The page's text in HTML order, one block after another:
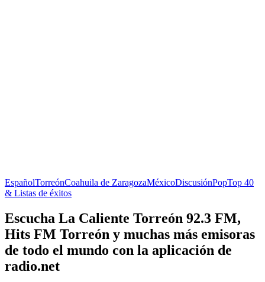
EspañolTorreónCoahuila de ZaragozaMéxicoDiscusiónPopTop 40
& Listas de éxitos
Escucha La Caliente Torreón 92.3 FM,
Hits FM Torreón y muchas más emisoras
de todo el mundo con la aplicación de
radio.net